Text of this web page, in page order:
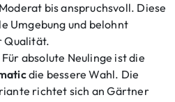
Moderat bis anspruchsvoll. Diese
Umgebung und belohnt
Qualität.
Für absolute Neulinge ist die
die bessere Wahl. Die
richtet sich an Gärtner